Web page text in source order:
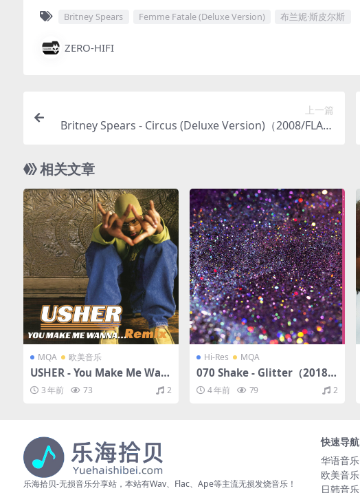
Britney Spears Femme Fatale (Deluxe Version) 布兰妮·斯皮尔斯
ZERO-HIFI
上一篇
Britney Spears - Circus (Deluxe Version)（2008/FLAC/
相关文章
MQA 欧美音乐
USHER - You Make Me Wan
na... (Remix)（1997/FLAC/E
P分轨/156M）(MQA/16bit/4
3 年前 73 2
Hi-Res MQA
070 Shake - Glitter（2018/F
LAC/EP分轨/271M）(MQA/2
4bit/48kHz)
4 年前 79 2
乐海拾贝-无损音乐分享站，本站有Wav、Flac、Ape等主流无损发烧音乐！
快速导航
华语音乐
欧美音乐
日韩音乐